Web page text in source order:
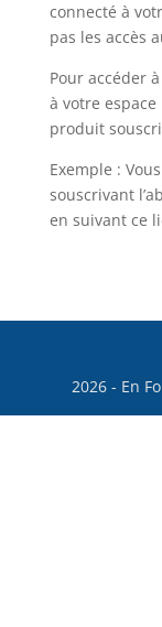
connecté à
pas les accès
Pour accéder
à votre
produit
Exemple :
souscrivant
en suivant ce
2026 - En